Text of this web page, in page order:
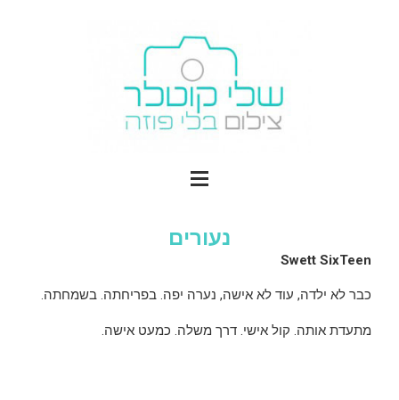
נעורים
Swett SixTeen
כבר לא ילדה, עוד לא אישה, נערה יפה. בפריחתה. בשמחתה.
מתעדת אותה. קול אישי. דרך משלה. כמעט אישה.